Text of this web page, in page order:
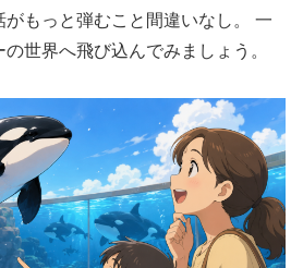
もっと弾むこと間違いなし。 一
世界へ飛び込んでみましょう。